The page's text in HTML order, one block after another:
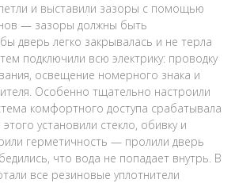
и выставили зазоры с помощью
— зазоры должны быть
дверь легко закрывалась и не терла
подключили всю электрику: проводку
освещение номерного знака и
Особенно тщательно настроили
комфортного доступа срабатывала
установили стекло, обивку и
герметичность — пролили дверь
что вода не попадает внутрь. В
все резиновые уплотнители